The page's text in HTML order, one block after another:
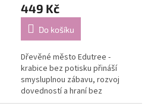
449 Kč
Do košíku
Dřevěné město Edutree -
krabice bez potisku přináší
smysluplnou zábavu, rozvoj
dovedností a hraní bez
obrazovek.